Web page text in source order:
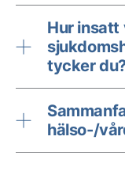
Hur insatt
tycker
hälso-/